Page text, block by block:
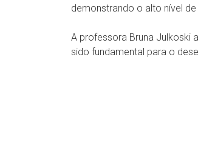
demonstrando o alto nível
A professora Bruna Julkoski
sido fundamental para o